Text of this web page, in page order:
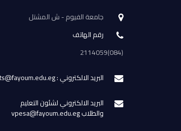
جامعة الفيوم - ش المشتل
رقم الهاتف
(084)2114059
البريد الالكتروني : ts@fayoum.edu.eg
البريد الالكتروني لشئون التعليم
والطلاب vpesa@fayoum.edu.eg